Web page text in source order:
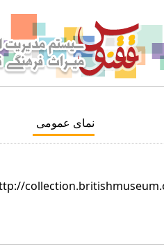
نمای عمومی